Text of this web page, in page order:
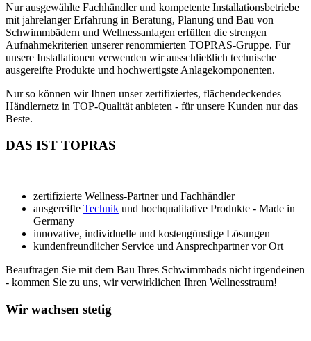
Nur ausgewählte Fachhändler und kompetente Installationsbetriebe
mit jahrelanger Erfahrung in Beratung, Planung und Bau von
Schwimmbädern und Wellnessanlagen erfüllen die strengen
Aufnahmekriterien unserer renommierten TOPRAS-Gruppe. Für
unsere Installationen verwenden wir ausschließlich technische
ausgereifte Produkte und hochwertigste Anlagekomponenten.
Nur so können wir Ihnen unser zertifiziertes, flächendeckendes
Händlernetz in TOP-Qualität anbieten - für unsere Kunden nur das
Beste.
DAS IST TOPRAS
zertifizierte Wellness-Partner und Fachhändler
ausgereifte Technik und hochqualitative Produkte - Made in
Germany
innovative, individuelle und kostengünstige Lösungen
kundenfreundlicher Service und Ansprechpartner vor Ort
Beauftragen Sie mit dem Bau Ihres Schwimmbads nicht irgendeinen
- kommen Sie zu uns, wir verwirklichen Ihren Wellnesstraum!
Wir wachsen stetig